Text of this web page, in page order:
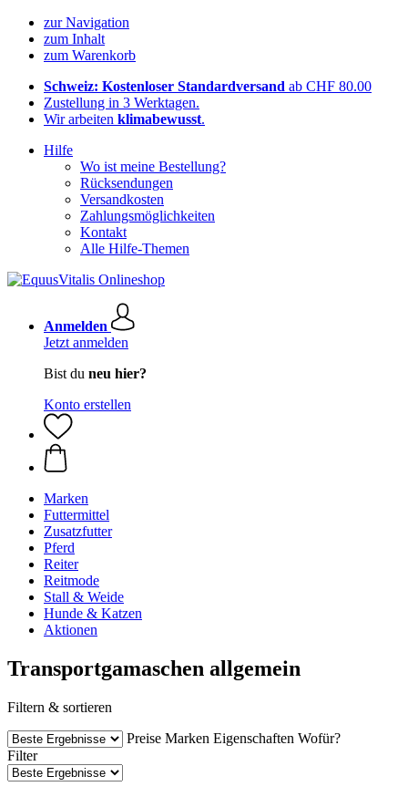
zur Navigation
zum Inhalt
zum Warenkorb
Schweiz: Kostenloser Standardversand ab CHF 80.00
Zustellung in 3 Werktagen.
Wir arbeiten klimabewusst.
Hilfe
Wo ist meine Bestellung?
Rücksendungen
Versandkosten
Zahlungsmöglichkeiten
Kontakt
Alle Hilfe-Themen
Anmelden
Jetzt anmelden
Bist du neu hier?
Konto erstellen
Marken
Futtermittel
Zusatzfutter
Pferd
Reiter
Reitmode
Stall & Weide
Hunde & Katzen
Aktionen
Transportgamaschen allgemein
Filtern & sortieren
Preise Marken Eigenschaften Wofür?
Filter